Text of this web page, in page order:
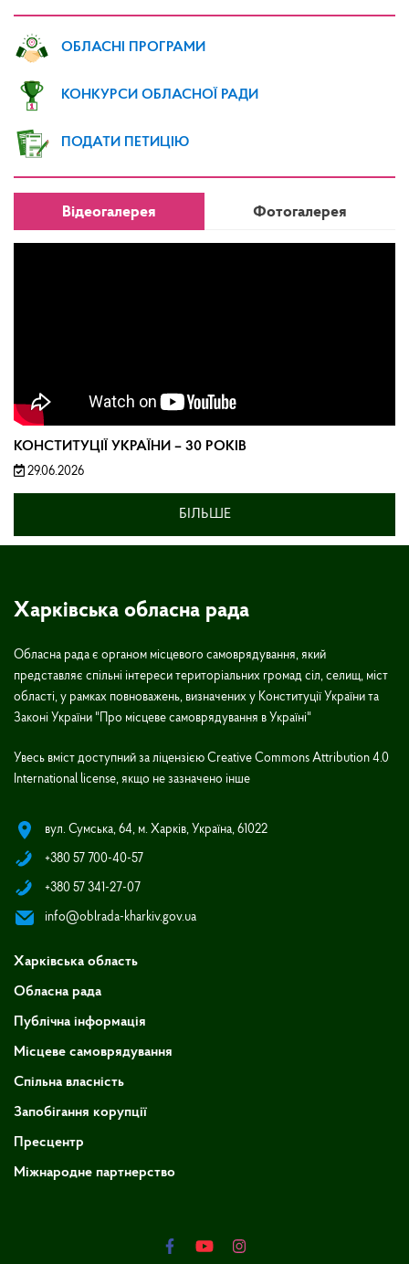
ОБЛАСНІ ПРОГРАМИ
КОНКУРСИ ОБЛАСНОЇ РАДИ
ПОДАТИ ПЕТИЦІЮ
Відеогалерея Фотогалерея
КОНСТИТУЦІЇ УКРАЇНИ – 30 РОКІВ
29.06.2026
БІЛЬШЕ
Харківська обласна рада
Обласна рада є органом місцевого самоврядування, який
представляє спільні інтереси територіальних громад сіл, селищ, міст
області, у рамках повноважень, визначених у Конституції України та
Законі України "Про місцеве самоврядування в Україні"
Увесь вміст доступний за ліцензією Creative Commons Attribution 4.0
International license, якщо не зазначено інше
вул. Сумська, 64, м. Харків, Україна, 61022
+380 57 700-40-57
+380 57 341-27-07
info@oblrada-kharkiv.gov.ua
Харківська область
Обласна рада
Публічна інформація
Місцеве самоврядування
Спільна власність
Запобігання корупції
Пресцентр
Міжнародне партнерство